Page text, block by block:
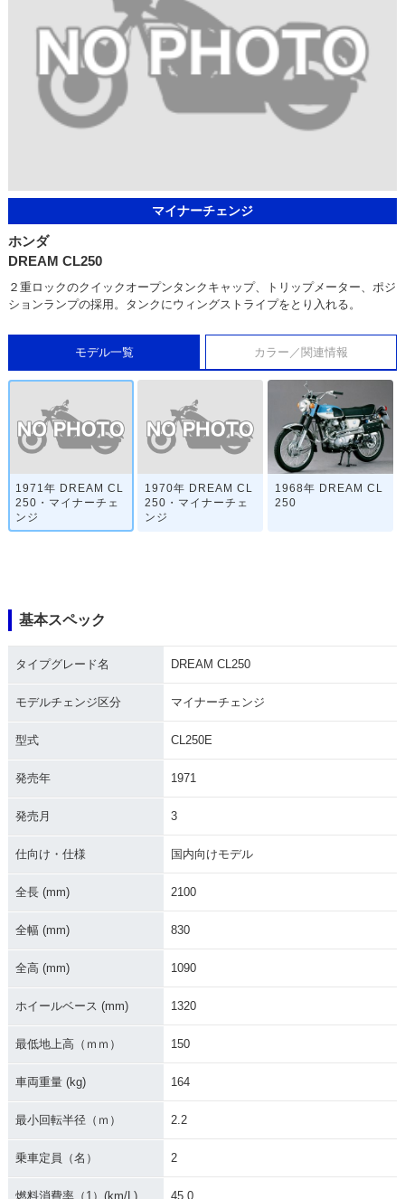
マイナーチェンジ
ホンダ
DREAM CL250
２重ロックのクイックオープンタンクキャップ、トリップメーター、ポジ
ションランプの採用。タンクにウィングストライプをとり入れる。
モデル一覧 カラー／関連情報
1971年 DREAM CL
250・マイナーチェ
ンジ
1970年 DREAM CL
250・マイナーチェ
ンジ
1968年 DREAM CL
250
基本スペック
タイプグレード名 DREAM CL250
モデルチェンジ区分 マイナーチェンジ
型式 CL250E
発売年 1971
発売月 3
仕向け・仕様 国内向けモデル
全長 (mm) 2100
全幅 (mm) 830
全高 (mm) 1090
ホイールベース (mm) 1320
最低地上高（ｍｍ） 150
車両重量 (kg) 164
最小回転半径（ｍ） 2.2
乗車定員（名） 2
燃料消費率（1）(km/L) 45.0